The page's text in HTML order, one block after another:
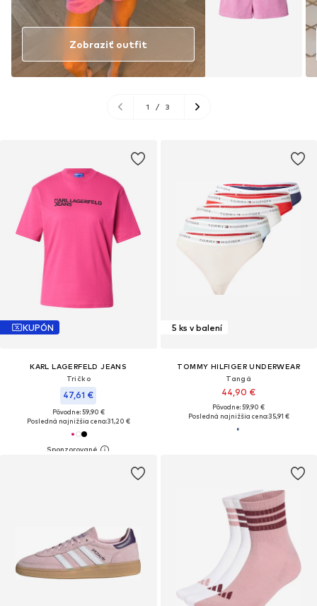
KUPÓN
KARL LAGERFELD JEANS
Tričko
47,61 €
Pôvodne: 59,90 €
Posledná najnižšia cena:31,20 €
Zobraziť outfit
1 / 3
5 ks v balení
TOMMY HILFIGER UNDERWEAR
Tangá
44,90 €
Pôvodne: 59,90 €
Posledná najnižšia cena:35,91 €